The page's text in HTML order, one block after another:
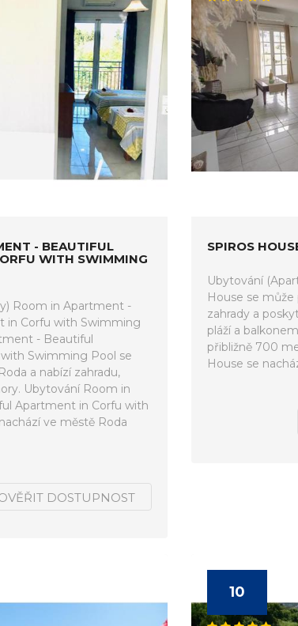
- BEAUTIFUL
WITH SWIMMING
Room in Apartment -
in Corfu with Swimming
- Beautiful
Swimming Pool se
a nabízí zahradu,
Ubytování Room in
Apartment in Corfu with
ve městě Roda
DOSTUPNOST
SPIROS
Ubytování
House se
zahrady a
pláží a
přibližně 700
House se
10